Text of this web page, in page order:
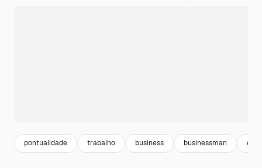
pontualidade trabalho business businessman